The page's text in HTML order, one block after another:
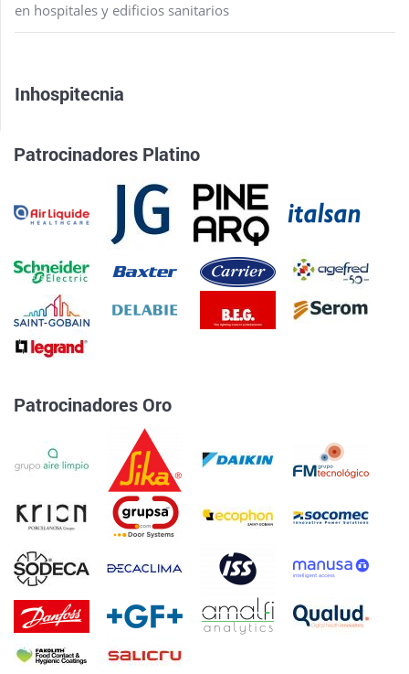
en hospitales y edificios sanitarios
Inhospitecnia
Patrocinadores Platino
Patrocinadores Oro